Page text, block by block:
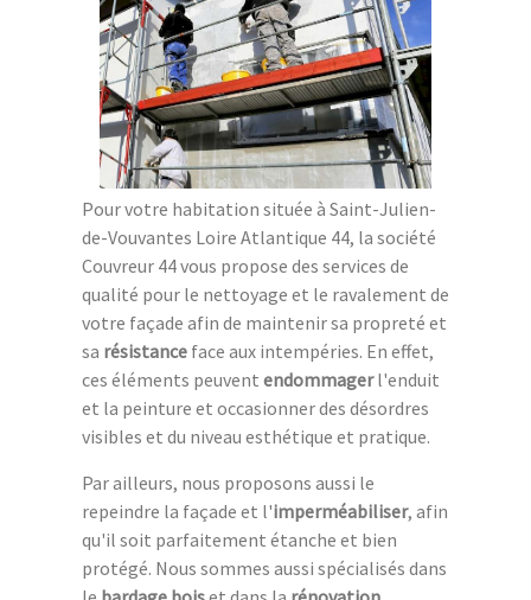
Pour votre habitation située à Saint-Julien-
de-Vouvantes Loire Atlantique 44, la société
Couvreur 44 vous propose des services de
qualité pour le nettoyage et le ravalement de
votre façade afin de maintenir sa propreté et
sa résistance face aux intempéries. En effet,
ces éléments peuvent endommagerl'enduit
et la peinture et occasionner des désordres
visibles et du niveau esthétique et pratique.
Par ailleurs, nous proposons aussi le
repeindre la façade et l'imperméabiliser, afin
qu'il soit parfaitement étanche et bien
protégé. Nous sommes aussi spécialisés dans